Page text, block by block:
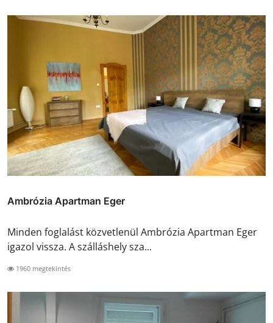
Ambrózia Apartman Eger
Minden foglalást közvetlenül Ambrózia Apartman Eger
igazol vissza. A szálláshely sza...
1960 megtekintés